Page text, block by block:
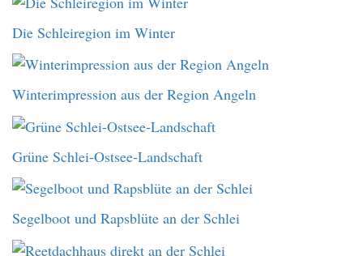
Die Schleiregion im Winter
Winterimpression aus der Region Angeln
Grüne Schlei-Ostsee-Landschaft
Segelboot und Rapsblüte an der Schlei